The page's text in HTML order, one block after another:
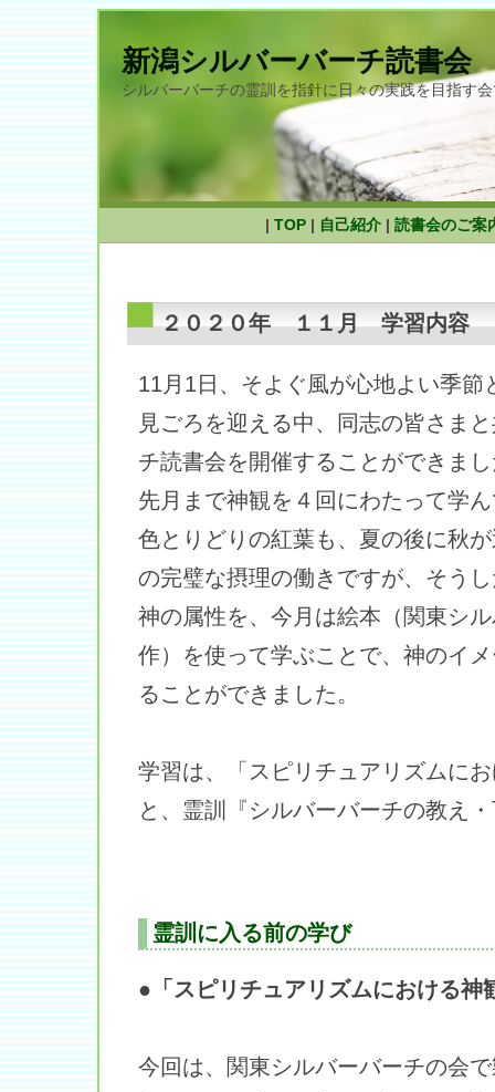
新潟シルバーバーチ読書会
シルバーバーチの霊訓を指針に日々の実践を目指す
| TOP | 自己紹介 | 読書会のご案
２０２０年 １１月 学習内容
11月1日、そよぐ風が心地よい季節
見ごろを迎える中、同志の皆さま
チ読書会を開催することができま
先月まで神観を４回にわたって学
色とりどりの紅葉も、夏の後に秋
の完璧な摂理の働きですが、そう
神の属性を、今月は絵本（関東シ
作）を使って学ぶことで、神のイ
ることができました。
学習は、「スピリチュアリズムに
と、霊訓『シルバーバーチの教え
霊訓に入る前の学び
●「スピリチュアリズムにおける
今回は、関東シルバーバーチの会